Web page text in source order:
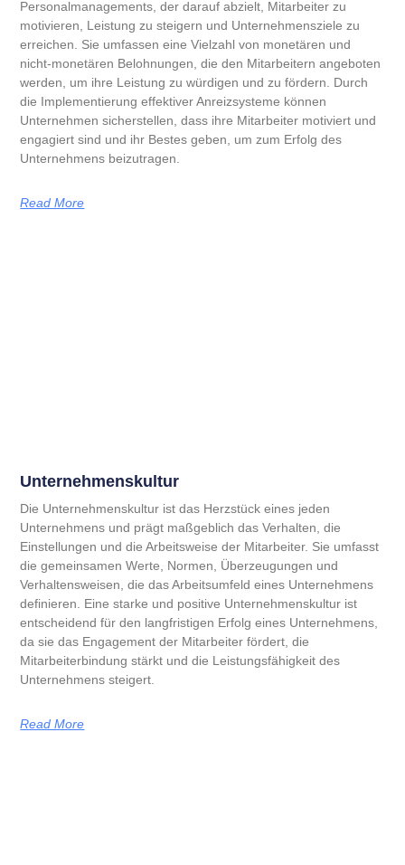
Personalmanagements, der darauf abzielt, Mitarbeiter zu
motivieren, Leistung zu steigern und Unternehmensziele zu
erreichen. Sie umfassen eine Vielzahl von monetären und
nicht-monetären Belohnungen, die den Mitarbeitern angeboten
werden, um ihre Leistung zu würdigen und zu fördern. Durch
die Implementierung effektiver Anreizsysteme können
Unternehmen sicherstellen, dass ihre Mitarbeiter motiviert und
engagiert sind und ihr Bestes geben, um zum Erfolg des
Unternehmens beizutragen.
Read More
Unternehmenskultur
Die Unternehmenskultur ist das Herzstück eines jeden
Unternehmens und prägt maßgeblich das Verhalten, die
Einstellungen und die Arbeitsweise der Mitarbeiter. Sie umfasst
die gemeinsamen Werte, Normen, Überzeugungen und
Verhaltensweisen, die das Arbeitsumfeld eines Unternehmens
definieren. Eine starke und positive Unternehmenskultur ist
entscheidend für den langfristigen Erfolg eines Unternehmens,
da sie das Engagement der Mitarbeiter fördert, die
Mitarbeiterbindung stärkt und die Leistungsfähigkeit des
Unternehmens steigert.
Read More